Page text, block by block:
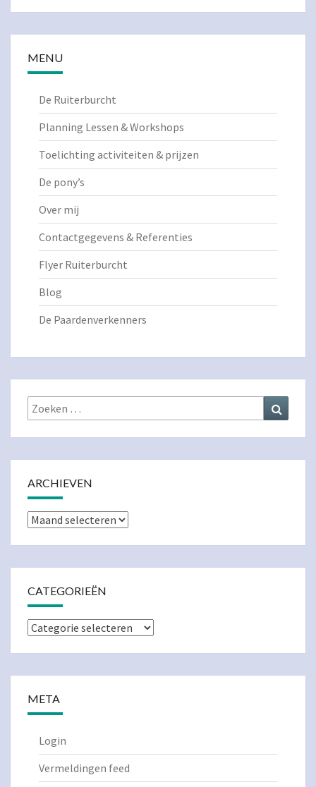
MENU
De Ruiterburcht
Planning Lessen & Workshops
Toelichting activiteiten & prijzen
De pony’s
Over mij
Contactgegevens & Referenties
Flyer Ruiterburcht
Blog
De Paardenverkenners
Zoeken
naar:
ARCHIEVEN
Archieven
CATEGORIEËN
Categorieën
META
Login
Vermeldingen feed